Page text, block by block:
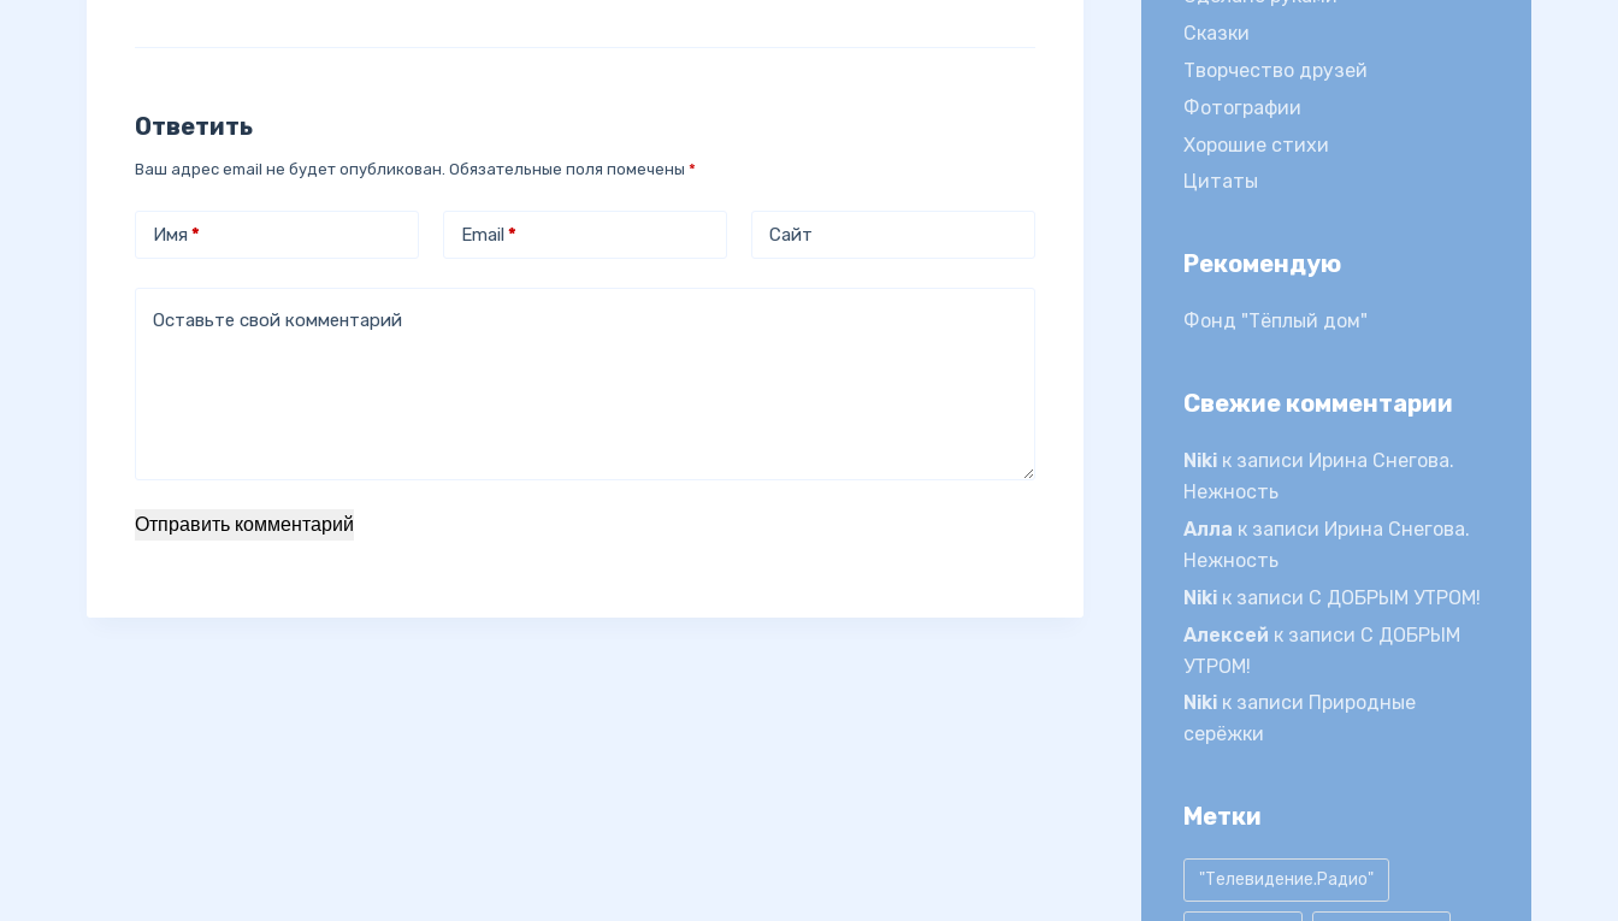
Ответить
Ваш адрес email не будет опубликован. Обязательные поля помечены *
Имя * Email * Сайт
Оставьте свой комментарий
Отправить комментарий
Сказки
Творчество друзей
Фотографии
Хорошие стихи
Цитаты
Рекомендую
Фонд "Тёплый дом"
Свежие комментарии
Niki к записи Ирина Снегова.
Нежность
Алла к записи Ирина Снегова.
Нежность
Niki к записи С ДОБРЫМ УТРОМ!
Алексей к записи С ДОБРЫМ
УТРОМ!
Niki к записи Природные
серёжки
Метки
"Телевидение.Радио"